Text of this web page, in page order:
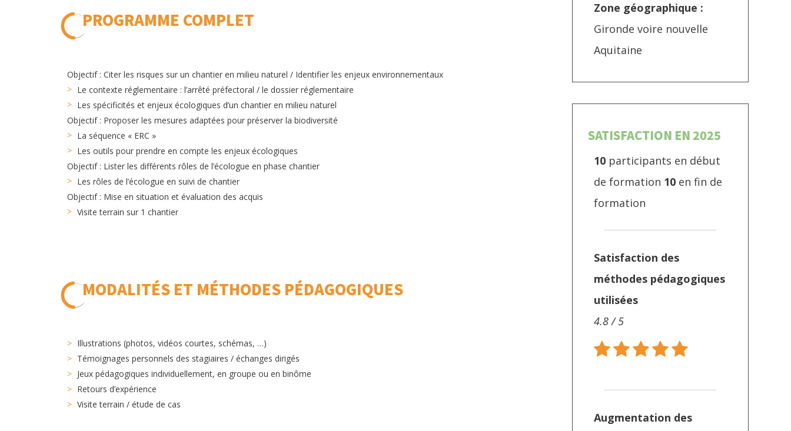
PROGRAMME COMPLET
Objectif : Citer les risques sur un chantier en milieu naturel / Identifier les enjeux environnementaux
Le contexte réglementaire : l’arrêté préfectoral / le dossier réglementaire
Les spécificités et enjeux écologiques d’un chantier en milieu naturel
Objectif : Proposer les mesures adaptées pour préserver la biodiversité
La séquence « ERC »
Les outils pour prendre en compte les enjeux écologiques
Objectif : Lister les différents rôles de l’écologue en phase chantier
Les rôles de l’écologue en suivi de chantier
Objectif : Mise en situation et évaluation des acquis
Visite terrain sur 1 chantier
MODALITÉS ET MÉTHODES PÉDAGOGIQUES
Illustrations (photos, vidéos courtes, schémas, …)
Témoignages personnels des stagiaires / échanges dirigés
Jeux pédagogiques individuellement, en groupe ou en binôme
Retours d’expérience
Visite terrain / étude de cas
Zone géographique :
Gironde voire nouvelle
Aquitaine
SATISFACTION EN 2025
10 participants en début
de formation 10 en fin de
formation
Satisfaction des
méthodes pédagogiques
utilisées
4.8 / 5
Augmentation des